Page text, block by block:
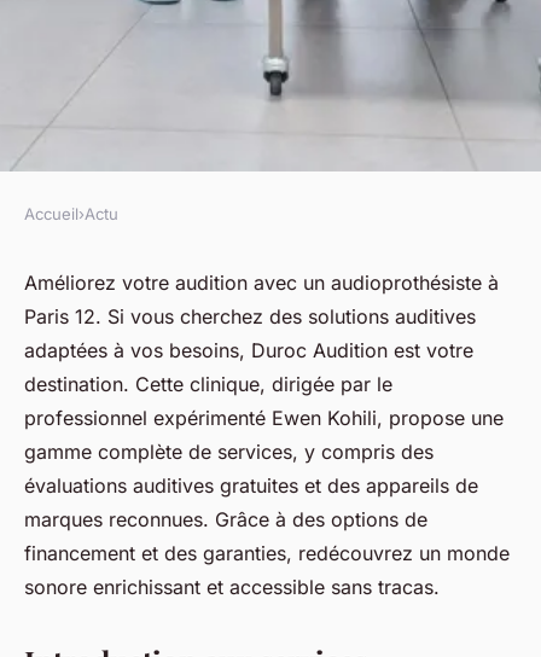
Améliorez votre audition avec
un audioprothésiste à paris 12
fabienne•9 avril 2025•4 min de lecture
Accueil›Actu
Améliorez votre audition avec un audioprothésiste à
Paris 12. Si vous cherchez des solutions auditives
adaptées à vos besoins, Duroc Audition est votre
destination. Cette clinique, dirigée par le
professionnel expérimenté Ewen Kohili, propose une
gamme complète de services, y compris des
évaluations auditives gratuites et des appareils de
marques reconnues. Grâce à des options de
financement et des garanties, redécouvrez un monde
sonore enrichissant et accessible sans tracas.